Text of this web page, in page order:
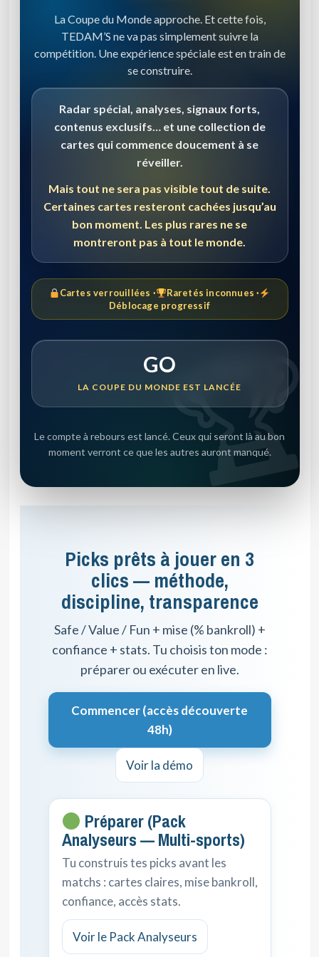
La Coupe du Monde approche. Et cette fois,
TEDAM’S ne va pas simplement suivre la
compétition. Une expérience spéciale est en train de
se construire.
Radar spécial, analyses, signaux forts,
contenus exclusifs… et une collection de
cartes qui commence doucement à se
réveiller.
Mais tout ne sera pas visible tout de suite.
Certaines cartes resteront cachées jusqu’au
bon moment. Les plus rares ne se
montreront pas à tout le monde.
Cartes verrouillées ·
Raretés inconnues ·
Déblocage progressif
GO
LA COUPE DU MONDE EST LANCÉE
Le compte à rebours est lancé. Ceux qui seront là au bon
moment verront ce que les autres auront manqué.
Picks prêts à jouer en 3
clics — méthode,
discipline, transparence
Safe / Value / Fun + mise (% bankroll) +
confiance + stats. Tu choisis ton mode :
préparer ou exécuter en live.
Commencer (accès découverte
48h)
Voir la démo
Préparer (Pack
Analyseurs — Multi-sports)
Tu construis tes picks avant les
matchs : cartes claires, mise bankroll,
confiance, accès stats.
Voir le Pack Analyseurs